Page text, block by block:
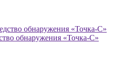
обнаружения «Точка-С»